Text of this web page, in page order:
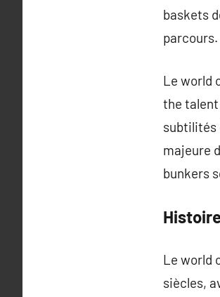
baskets
parcours.
Le world
the
subtilités
majeure
bunkers
Le world
siècles,